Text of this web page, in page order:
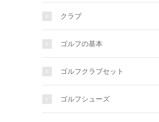
クラブ
ゴルフの基本
ゴルフクラブセット
ゴルフシューズ